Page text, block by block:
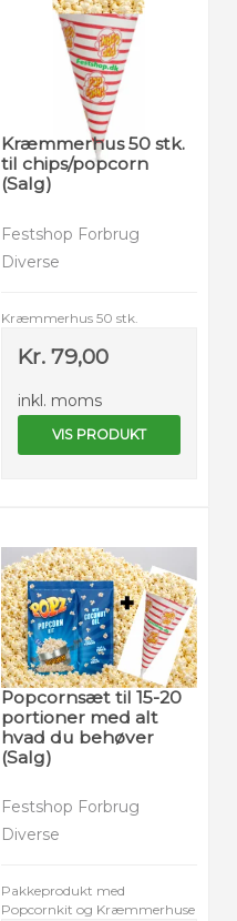
Kræmmerhus 50 stk.
til chips/popcorn
(Salg)
Festshop Forbrug
Diverse
Kræmmerhus 50 stk.
Kr. 79,00
inkl. moms
VIS PRODUKT
Popcornsæt til 15-20
portioner med alt
hvad du behøver
(Salg)
Festshop Forbrug
Diverse
Pakkeprodukt med
Popcornkit og Kræmmerhuse